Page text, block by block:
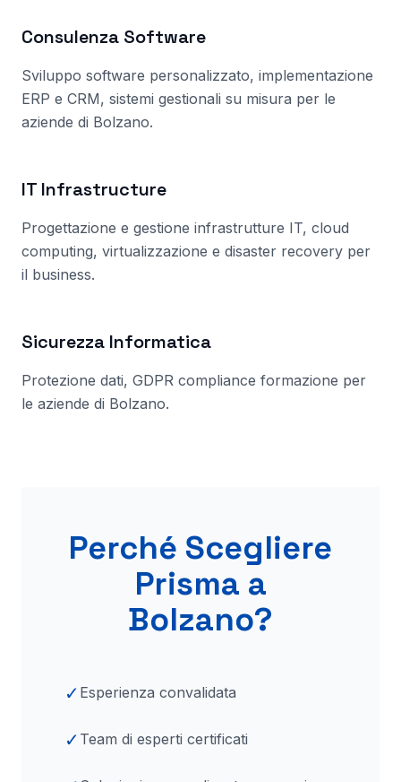
Consulenza Software
Sviluppo software personalizzato, implementazione
ERP e CRM, sistemi gestionali su misura per le
aziende di Bolzano.
IT Infrastructure
Progettazione e gestione infrastrutture IT, cloud
computing, virtualizzazione e disaster recovery per
il business.
Sicurezza Informatica
Protezione dati, GDPR compliance formazione per
le aziende di Bolzano.
Perché Scegliere
Prisma a
Bolzano?
✓ Esperienza convalidata
✓ Team di esperti certificati